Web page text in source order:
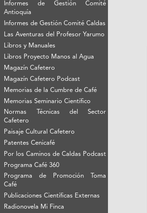
Informes de Gestión Comité
Antioquía
Informes de Gestión Comité Caldas
Las Aventuras del Profesor Yarumo
Libros y Manuales
Libros Proyecto Manos al Agua
Magazín Cafetero
Magazín Cafetero Podcast
Memorias de la Cumbre de Café
Memorias Seminario Científico
Normas Técnicas del Sector
Cafetero
Paisaje Cultural Cafetero
Patentes Cenicafé
Por los Caminos de Caldas Podcast
Programa Café 360
Programa de Promoción Toma
Café
Publicaciones Científicas Externas
Radionovela Mi Finca